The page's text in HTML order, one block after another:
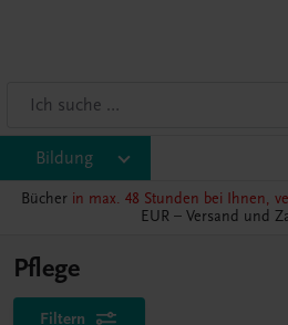
Bildung
Bücher in max. 48 Stunden bei Ihnen,
EUR – Versand und
Pflege
Filtern